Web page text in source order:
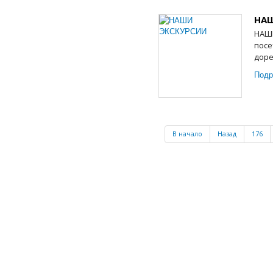
В начало Назад 176